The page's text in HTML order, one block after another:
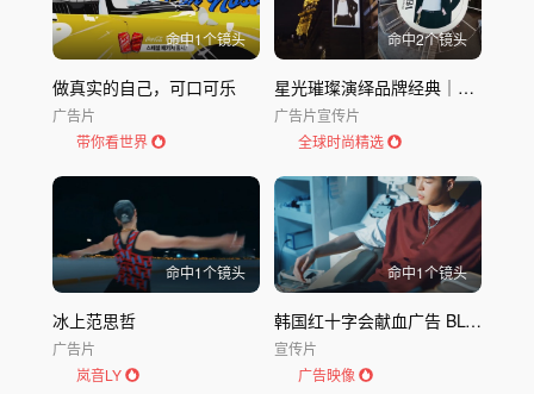
命中1个镜头
做真实的自己，可口可乐
广告片
带你看世界
命中2个镜头
星光璀璨演绎品牌经典｜Versace标志系列
广告片宣传片
全球时尚精选
命中1个镜头
冰上范思哲
广告片
岚音LY
命中1个镜头
韩国红十字会献血广告 BLOOD CAMPAIGN
宣传片
广告映像